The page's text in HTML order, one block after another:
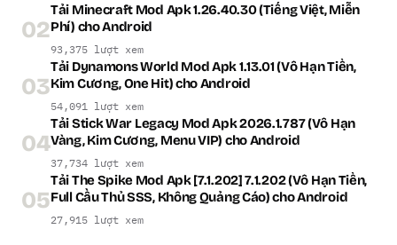
02
Tải Minecraft Mod Apk 1.26.40.30 (Tiếng Việt, Miễn
Phí) cho Android
93,375 lượt xem
03
Tải Dynamons World Mod Apk 1.13.01 (Vô Hạn Tiền,
Kim Cương, One Hit) cho Android
54,091 lượt xem
04
Tải Stick War Legacy Mod Apk 2026.1.787 (Vô Hạn
Vàng, Kim Cương, Menu VIP) cho Android
37,734 lượt xem
05
Tải The Spike Mod Apk [7.1.202] 7.1.202 (Vô Hạn Tiền,
Full Cầu Thủ SSS, Không Quảng Cáo) cho Android
27,915 lượt xem